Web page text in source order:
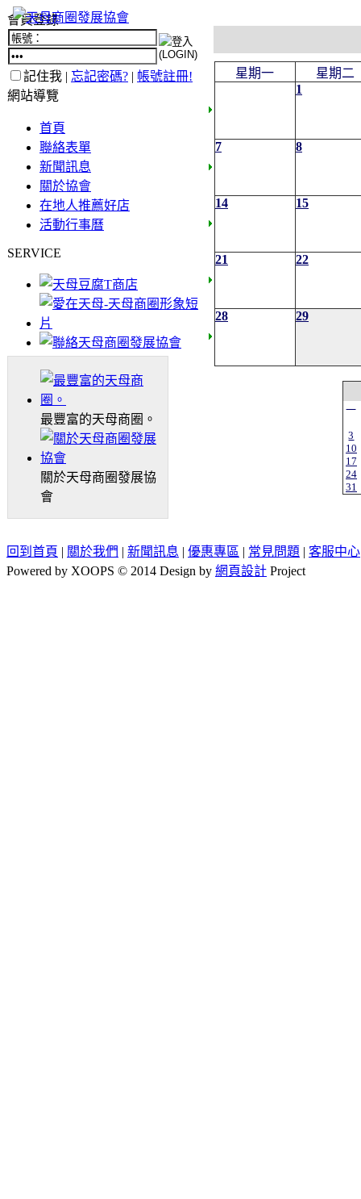
會員登錄
記住我 | 忘記密碼? | 帳號註冊!
網站導覽
首頁
聯絡表單
新聞訊息
關於協會
在地人推薦好店
活動行事曆
SERVICE
最豐富的天母商圈。
關於天母商圈發展協
會
星期一
星期二
1
7 8
14 15
21 22
28 29
一
3
10
17
24
31
回到首頁 | 關於我們 | 新聞訊息 | 優惠專區 | 常見問題 | 客服中心
Powered by XOOPS © 2014 Design by 網頁設計 Project